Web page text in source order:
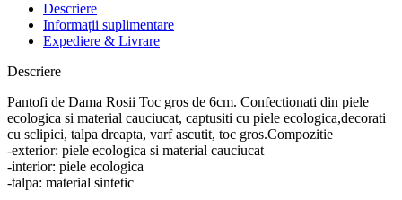
Descriere
Informații suplimentare
Expediere & Livrare
Descriere
Pantofi de Dama Rosii Toc gros de 6cm. Confectionati din piele
ecologica si material cauciucat, captusiti cu piele ecologica,decorati
cu sclipici, talpa dreapta, varf ascutit, toc gros.Compozitie
-exterior: piele ecologica si material cauciucat
-interior: piele ecologica
-talpa: material sintetic